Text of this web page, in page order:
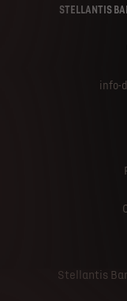
STELLANTIS
info-
Stellantis